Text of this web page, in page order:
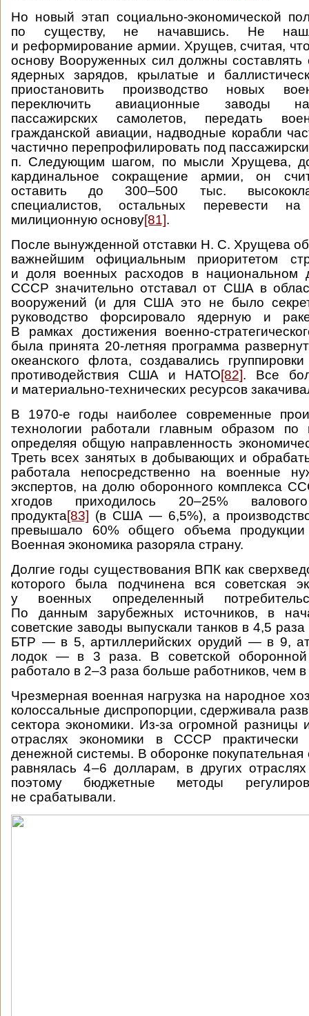
Но новый этап социально-экономической
по существу, не начавшись. Не
и реформирование армии. Хрущев, считая,
основу Вооруженных сил должны составлять
ядерных зарядов, крылатые и
приостановить производство новых
переключить авиационные заводы на
пассажирских самолетов, передать
гражданской авиации, надводные корабли
частично перепрофилировать под
п. Следующим шагом, по мысли Хрущева,
кардинальное сокращение армии, он
оставить до 300–500 тыс.
специалистов, остальных перевести на
милиционную основу[81].
После вынужденной отставки Н. С. Хрущева
важнейшим официальным приоритетом
и доля военных расходов в национальном
СССР значительно отставал от США в
вооружений (и для США это не было
руководство форсировало ядерную и
В рамках достижения военно-
была принята 20-летняя программа
океанского флота, создавались
противодействия США и НАТО[82]. Все
и материально-технических ресурсов
В 1970-е годы наиболее современные
технологии работали главным образом по
определяя общую направленность
Треть всех занятых в добывающих и
работала непосредственно на военные
экспертов, на долю оборонного комплекса
хгодов приходилось 20–25%
продукта[83] (в США — 6,5%), а
превышало 60% общего объема продукции
Военная экономика разоряла страну.
Долгие годы существования ВПК как
которого была подчинена вся советская
у военных определенный
По данным зарубежных источников, в
советские заводы выпускали танков в 4,5
БТР — в 5, артиллерийских орудий — в 9,
лодок — в 3 раза. В советской
работало в 2–3 раза больше работников, чем
Чрезмерная военная нагрузка на народное
колоссальные диспропорции, сдерживала
сектора экономики. Из-за огромной разницы
отраслях экономики в СССР
денежной системы. В оборонке покупательная
равнялась 4–6 долларам, в других
поэтому бюджетные методы
не срабатывали.